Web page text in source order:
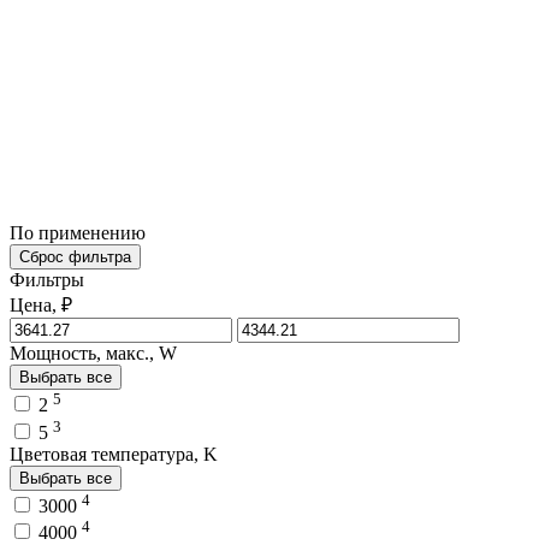
По применению
Сброс фильтра
Фильтры
Цена, ₽
Мощность, макс., W
Выбрать все
2 5
5 3
Цветовая температура, K
Выбрать все
3000 4
4000 4